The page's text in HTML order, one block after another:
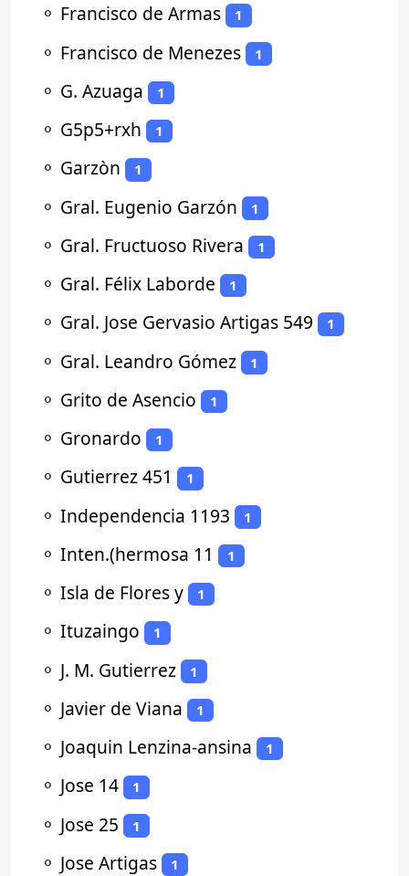
⚬ Francisco de Armas 1
⚬ Francisco de Menezes 1
⚬ G. Azuaga 1
⚬ G5p5+rxh 1
⚬ Garzòn 1
⚬ Gral. Eugenio Garzón 1
⚬ Gral. Fructuoso Rivera 1
⚬ Gral. Félix Laborde 1
⚬ Gral. Jose Gervasio Artigas 549 1
⚬ Gral. Leandro Gómez 1
⚬ Grito de Asencio 1
⚬ Gronardo 1
⚬ Gutierrez 451 1
⚬ Independencia 1193 1
⚬ Inten.(hermosa 11 1
⚬ Isla de Flores y 1
⚬ Ituzaingo 1
⚬ J. M. Gutierrez 1
⚬ Javier de Viana 1
⚬ Joaquin Lenzina-ansina 1
⚬ Jose 14 1
⚬ Jose 25 1
⚬ Jose Artigas 1